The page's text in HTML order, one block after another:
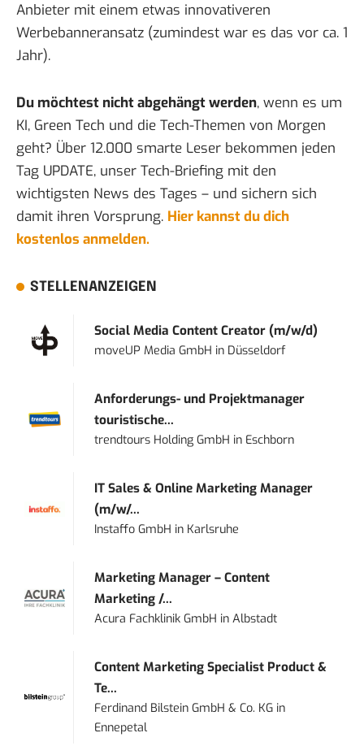
Anbieter mit einem etwas innovativeren
Werbebanneransatz (zumindest war es das vor ca. 1
Jahr).
Du möchtest nicht abgehängt werden, wenn es um
KI, Green Tech und die Tech-Themen von Morgen
geht? Über 12.000 smarte Leser bekommen jeden
Tag UPDATE, unser Tech-Briefing mit den
wichtigsten News des Tages – und sichern sich
damit ihren Vorsprung. Hier kannst du dich
kostenlos anmelden.
STELLENANZEIGEN
Social Media Content Creator (m/w/d)
moveUP Media GmbH in Düsseldorf
Anforderungs- und Projektmanager
touristische...
trendtours Holding GmbH in Eschborn
IT Sales & Online Marketing Manager
(m/w/...
Instaffo GmbH in Karlsruhe
Marketing Manager – Content
Marketing /...
Acura Fachklinik GmbH inAlbstadt
Content Marketing Specialist Product &
Te...
Ferdinand Bilstein GmbH & Co. KG in
Ennepetal